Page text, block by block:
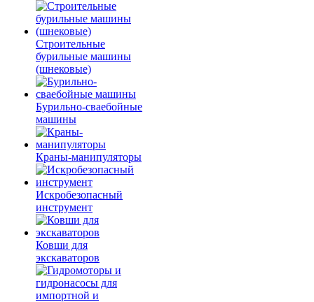
Строительные
бурильные машины
(шнековые)
Бурильно-сваебойные
машины
Краны-манипуляторы
Искробезопасный
инструмент
Ковши для
экскаваторов